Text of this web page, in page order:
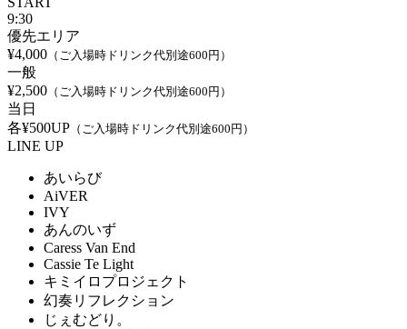
9:30
優先エリア
¥4,000 （ご入場時ドリンク代別途600円）
一般
¥2,500 （ご入場時ドリンク代別途600円）
当日
各¥500UP （ご入場時ドリンク代別途600円）
LINE UP
あいらび
AiVER
IVY
あんのいず
Caress Van End
Cassie Te Light
キミイロプロジェクト
幻奏リフレクション
じぇむどり。